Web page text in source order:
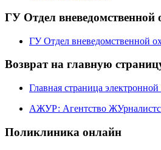
ГУ Отдел
ГУ Отдел вневедомственной
Возврат на главную
Главная страница
АЖУР: Агентство
Поликлиника онлайн